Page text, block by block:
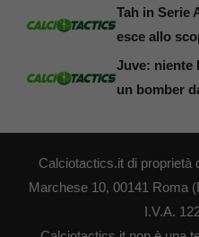
Tah in Serie
esce allo
Juve: niente
un bomber
Calciotactics.it di proprietà
Marchese 10, 00141 Roma
I.V.A.